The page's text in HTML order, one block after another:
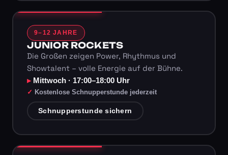
9–12 JAHRE
JUNIOR ROCKETS
Die Großen zeigen Power, Rhythmus und
Showtalent – volle Energie auf der Bühne.
Mittwoch · 17:00–18:00 Uhr
Kostenlose Schnupperstunde jederzeit
Schnupperstunde sichern